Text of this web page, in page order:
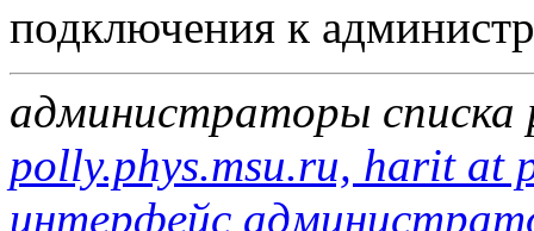
подключения к
администраторы списка
polly.phys.msu.ru, harit at
интерфейс